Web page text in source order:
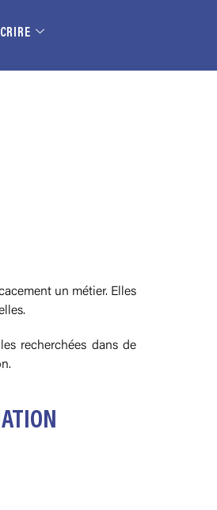
un métier. Elles
recherchées dans de